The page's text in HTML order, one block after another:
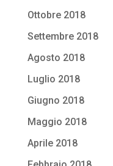
Ottobre 2018
Settembre 2018
Agosto 2018
Luglio 2018
Giugno 2018
Maggio 2018
Aprile 2018